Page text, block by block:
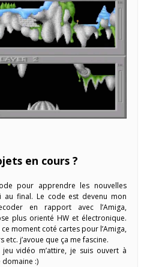
en cours ?
pour apprendre les nouvelles
au final. Le code est devenu mon
en rapport avec l’Amiga,
plus orienté HW et électronique.
moment coté cartes pour l’Amiga,
j’avoue que ça me fascine.
vidéo m’attire, je suis ouvert à
:)